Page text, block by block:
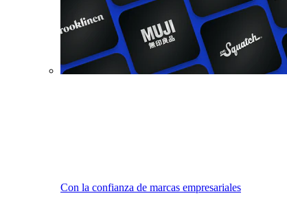
Con la confianza de marcas empresariales